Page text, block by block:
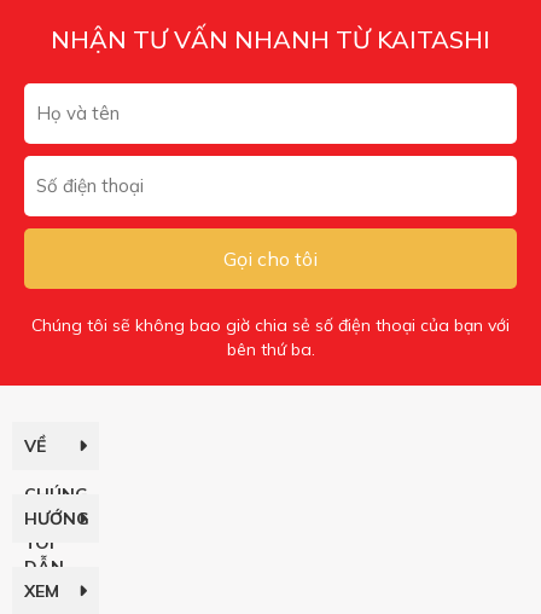
NHẬN TƯ VẤN NHANH TỪ KAITASHI
Gọi cho tôi
Chúng tôi sẽ không bao giờ chia sẻ số điện thoại của bạn với
bên thứ ba.
VỀ
CHÚNG
TÔI
HƯỚNG
DẪN
XEM